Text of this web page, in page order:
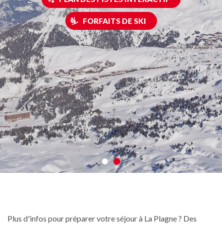
FORFAITS DE SKI
Plus d'infos pour préparer votre séjour à La Plagne ? Des